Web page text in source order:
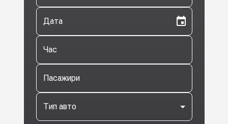
Дата
Час
Пасажири
Тип авто